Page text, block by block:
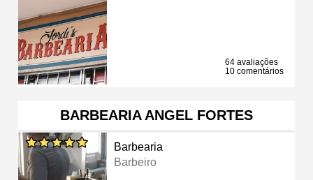
64 avaliações
10 comentários
BARBEARIA ANGEL FORTES
Barbearia
Barbeiro